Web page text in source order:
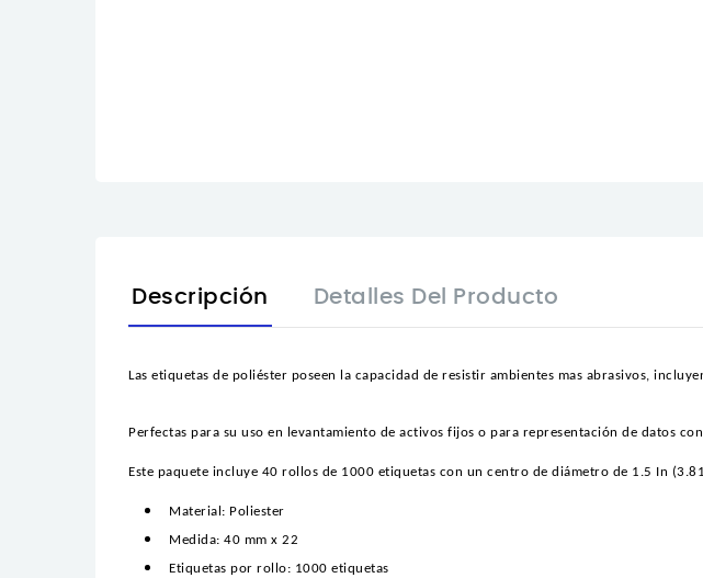
Descripción Detalles Del Producto
Las etiquetas de poliéster poseen la capacidad de resistir ambientes mas abrasivos,
Perfectas para su uso en levantamiento de activos fijos o para representación de datos
Este paquete incluye 40 rollos de 1000 etiquetas con un centro de diámetro de 1.5 In
Material: Poliester
Medida: 40 mm x 22
Etiquetas por rollo: 1000 etiquetas